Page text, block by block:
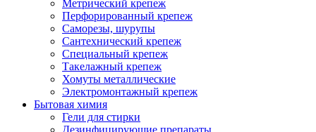
Метрический крепеж
Перфорированный крепеж
Саморезы, шурупы
Сантехнический крепеж
Специальный крепеж
Такелажный крепеж
Хомуты металлические
Электромонтажный крепеж
Бытовая химия
Гели для стирки
Дезинфицирующие препараты